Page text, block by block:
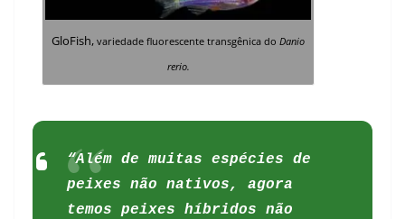
GloFish, variedade fluorescente transgênica do Danio
rerio.
“Além de muitas espécies de
peixes não nativos, agora
temos peixes híbridos não